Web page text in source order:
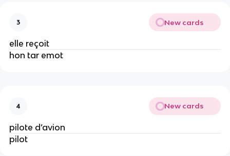
3 New cards
elle reçoit
hon tar emot
4 New cards
pilote d’avion
pilot